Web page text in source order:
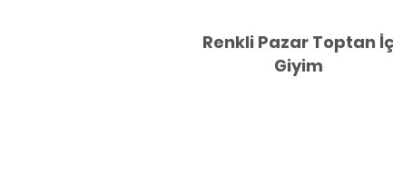
Renkli Pazar Toptan İç
Giyim